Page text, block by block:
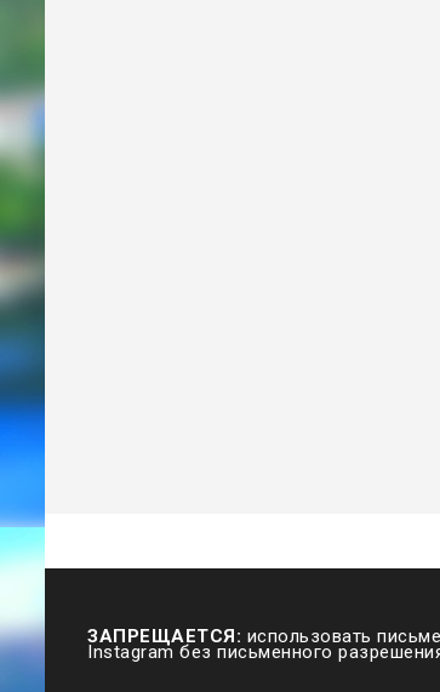
ЗАПРЕЩАЕТСЯ: использовать
Instagram без письменного